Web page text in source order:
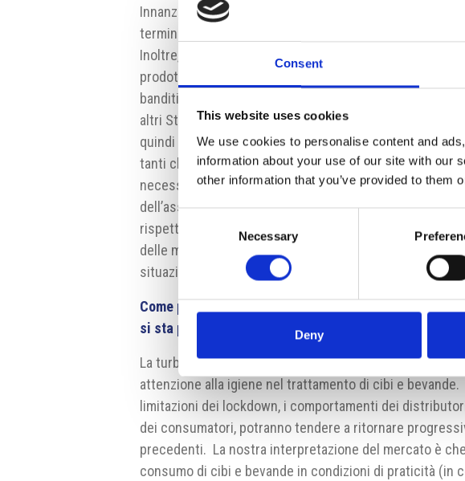
Consent
This website uses cookies
We use cookies to personalise content and
information about your use of our site with our
other information that you’ve provided to them
Selection
Necessary
Deny
Innanzitutto, la normativa applicabile ai materiali
termini di idoneità al contatto alimentare non è unica e
Inoltre, il difforme e asincrono recepimento della
prodotto un patchwork normativo in virtù del quale da
banditi in alcuni Stati, dall’altra viceversa altri prodotti
altri Stati membri. Il ritardo della Repubblica Ceca nel
quindi un caso isolato. Tutto ciò ha portato a uno
tanti clienti, inclusi i primari gruppi internazionali della
necessari hanno tardato ad arrivare per mesi. Molte
dell’assortimento sono state dunque realizzate solo in
rispetto dei tempi di realizzazione delle nuove
delle materie prime e la penuria delle stesse hanno
situazione già complessa.
Come prevede che si evolverà il quadro normativo nei
si sta preparando al futuro?
La turbativa introdotta dal Covid-19 ha generato, per un
attenzione alla igiene nel trattamento di cibi e
limitazioni dei lockdown, i comportamenti dei
dei consumatori, potranno tendere a ritornare
precedenti. La nostra interpretazione del mercato è
consumo di cibi e bevande in condizioni di praticità (in